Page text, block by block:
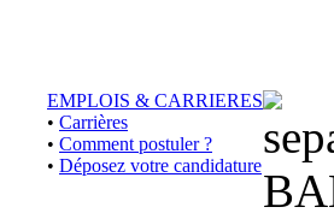
EMPLOIS & CARRIERES
• Carrières
• Comment postuler ?
• Déposez votre candidature